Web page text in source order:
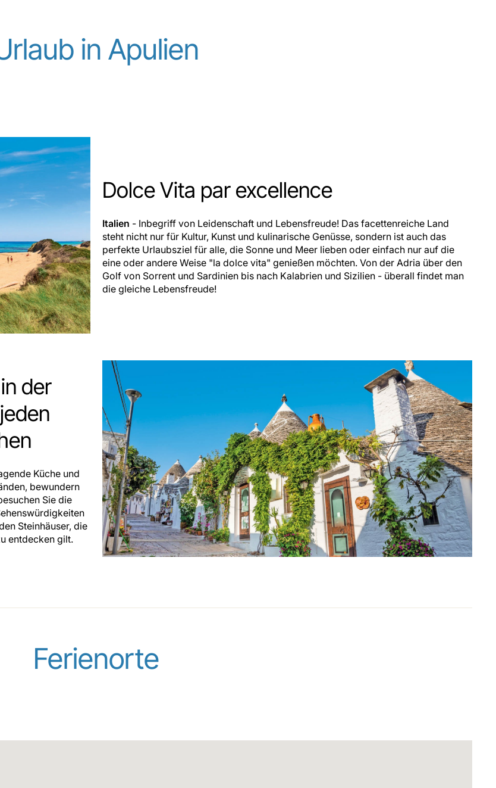
in Apulien
Dolce Vita par excellence
Italien - Inbegriff von Leidenschaft und Lebensfreude! Das facettenreiche Land
steht nicht nur für Kultur, Kunst und kulinarische Genüsse, sondern ist auch das
perfekte Urlaubsziel für alle, die Sonne und Meer lieben oder einfach nur auf die
eine oder andere Weise "la dolce vita" genießen möchten. Von der Adria über den
Golf von Sorrent und Sardinien bis nach Kalabrien und Sizilien - überall findet man
die gleiche Lebensfreude!
der
Küche und
bewundern
Sie die
Steinhäuser, die
entdecken gilt.
Ferienorte